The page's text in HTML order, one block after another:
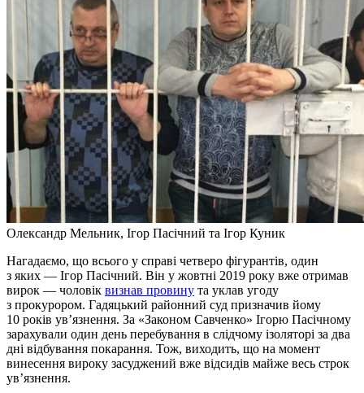
Олександр Мельник, Ігор Пасічний та Ігор Куник
Нагадаємо, що всього у справі четверо фігурантів, один
з яких — Ігор Пасічний. Він у жовтні 2019 року вже отримав
вирок — чоловік визнав провину та уклав угоду
з прокурором. Гадяцький районний суд призначив йому
10 років ув’язнення. За «Законом Савченко» Ігорю Пасічному
зарахували один день перебування в слідчому ізоляторі за два
дні відбування покарання. Тож, виходить, що на момент
винесення вироку засуджений вже відсидів майже весь строк
ув’язнення.